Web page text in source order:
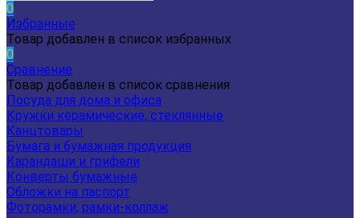
0
Избранные
Товар добавлен в список избранных
0
Сравнение
Товар добавлен в список сравнения
Посуда для дома и офиса
Кружки керамические, стеклянные
Канцтовары
Бумага и бумажная продукция
Карандаши и грифели
Конверты бумажные
Обложки на паспорт
Фоторамки, рамки-коллаж